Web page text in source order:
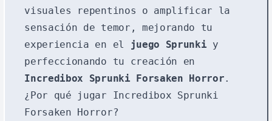
visuales repentinos o amplificar la
sensación de temor, mejorando tu
experiencia en el
juego Sprunki y
perfeccionando tu creación en
Incredibox Sprunki Forsaken Horror.
¿Por qué jugar Incredibox Sprunki
Forsaken Horror?